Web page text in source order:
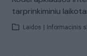
tarprinkiminiu
Laidos Informacinis